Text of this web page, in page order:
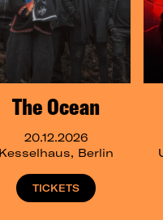
The Ocean
20.12.2026
Kesselhaus, Berlin
TICKETS